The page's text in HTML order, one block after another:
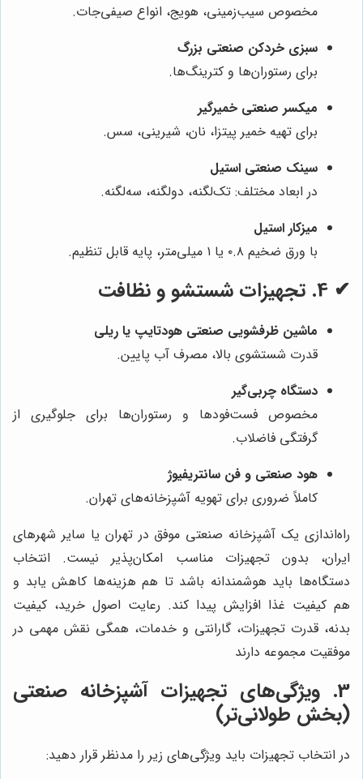
مخصوص سیب‌زمینی، هویج، انواع صیفی‌جات.
سبزی خردکن صنعتی بزرگ
برای رستوران‌ها و کترینگ‌ها.
میکسر صنعتی خمیرگیر
برای تهیه خمیر پیتزا، نان، شیرینی، سس.
سینک صنعتی استیل
در ابعاد مختلف: تک‌لگنه، دولگنه، سه‌لگنه.
میزکار استیل
با ورق ضخیم ۰.۸ یا ۱ میلی‌متر، پایه قابل تنظیم.
✔ 4. تجهیزات شستشو و نظافت
ماشین ظرفشویی صنعتی هودتایپ یا ریلی
قدرت شستشوی بالا، مصرف آب پایین.
دستگاه چربی‌گیر
مخصوص فست‌فودها و رستوران‌ها برای جلوگیری از
گرفتگی فاضلاب.
هود صنعتی و فن سانتریفیوژ
کاملاً ضروری برای تهویه آشپزخانه‌های تهران.
راه‌اندازی یک آشپزخانه صنعتی موفق در تهران یا سایر شهرهای
ایران، بدون تجهیزات مناسب امکان‌پذیر نیست. انتخاب
دستگاه‌ها باید هوشمندانه باشد تا هم هزینه‌ها کاهش یابد و
هم کیفیت غذا افزایش پیدا کند. رعایت اصول خرید، کیفیت
بدنه، قدرت تجهیزات، گارانتی و خدمات، همگی نقش مهمی در
موفقیت مجموعه دارند
3. ویژگی‌های تجهیزات آشپزخانه صنعتی
(بخش طولانی‌تر)
در انتخاب تجهیزات باید ویژگی‌های زیر را مدنظر قرار دهید: